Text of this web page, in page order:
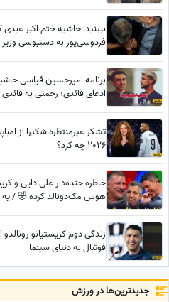
ببینید| حاشیه ختم اکبر
فردوسی‌پور به دستبوسی
برنامه امیرحسین قیاسی
ادعای قائدی؛ رحمتی به
تشکر غیرمنتظره شکیرا از
2026 چه کرد؟
هوس مک‌دونالد کرده 🤣 / یه
زندگی دوم کریستیانو
فوتبال به دنیای سینما
جدید‌ترین‌ها در ورزش